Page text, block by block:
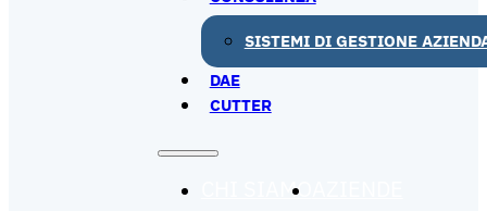
SISTEMI DI GESTIONE
DAE
CUTTER
CHI SIAMO